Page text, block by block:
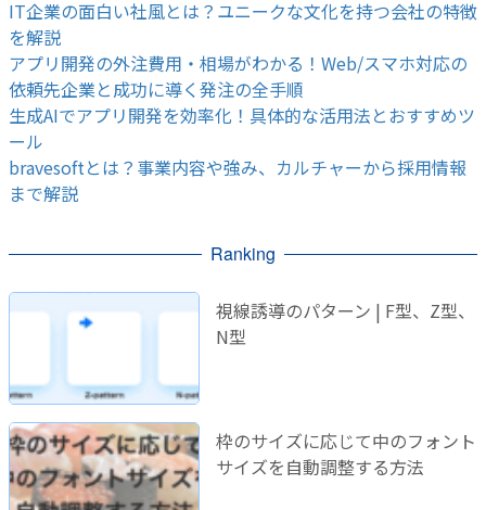
IT企業の面白い社風とは？ユニークな文化を持つ会社の特徴
を解説
アプリ開発の外注費用・相場がわかる！Web/スマホ対応の
依頼先企業と成功に導く発注の全手順
生成AIでアプリ開発を効率化！具体的な活用法とおすすめツ
ール
bravesoftとは？事業内容や強み、カルチャーから採用情報
まで解説
Ranking
視線誘導のパターン | F型、Z型、
N型
枠のサイズに応じて中のフォント
サイズを自動調整する方法